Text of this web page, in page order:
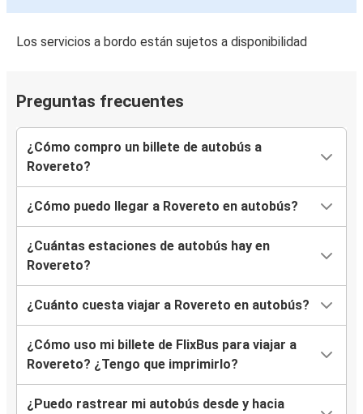
Los servicios a bordo están sujetos a disponibilidad
Preguntas frecuentes
¿Cómo compro un billete de autobús a
Rovereto?
¿Cómo puedo llegar a Rovereto en autobús?
¿Cuántas estaciones de autobús hay en
Rovereto?
¿Cuánto cuesta viajar a Rovereto en autobús?
¿Cómo uso mi billete de FlixBus para viajar a
Rovereto? ¿Tengo que imprimirlo?
¿Puedo rastrear mi autobús desde y hacia